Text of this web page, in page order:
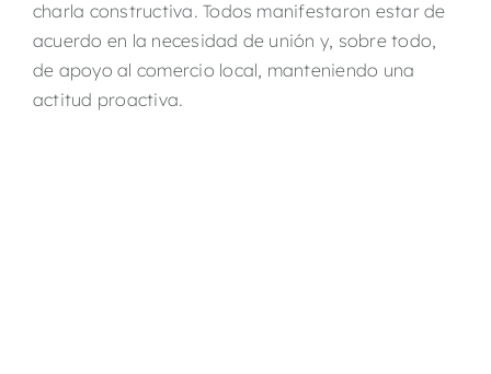
charla constructiva. Todos manifestaron estar de
acuerdo en la necesidad de unión y, sobre todo,
de apoyo al comercio local, manteniendo una
actitud proactiva.